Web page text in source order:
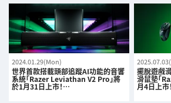
2024.01.29(Mon)
世界首款搭載頭部追蹤AI功能的音響
系統「Razer Leviathan V2 Pro」將
於1月31日上市！…
擺脫遊戲
滑鼠墊「
月4日上市！